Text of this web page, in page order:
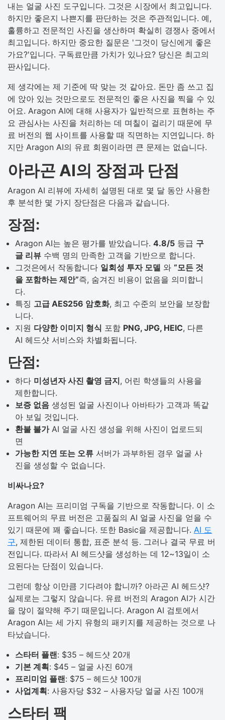
내는 얼굴 사진 도구입니다. 그것은 시장에서 최고입니다.
하지만 좋은지 나쁜지를 판단하는 것은 주관적입니다. 예,
훌륭하고 전문적인 사진을 생산하며 확실히 경쟁사 중에서
최고입니다. 하지만 중요한 질문은 '그것이 당신에게 좋은
가요?'입니다. 구독료만큼 가치가 있나요? 당신은 최고의
판사입니다.
제 생각에는 제 기준에 딱 맞는 것 같아요. 돈만 좀 쓰고 집
에 앉아 있는 것만으로도 전문적인 좋은 사진을 찍을 수 있
어요. Aragon AI에 대해 사용자가 일반적으로 표현하는 주
요 관심사는 사진을 처리하는 데 며칠이 걸리기 때문에 무
료 버전의 웹 사이트를 사용할 때 직면하는 지연입니다. 하
지만 Aragon AI의 유료 회원이라면 큰 문제는 없습니다.
아라곤 AI의 장점과 단점
Aragon AI 리뷰에 자세히 설명된 대로 몇 달 동안 사용한
후 분석한 몇 가지 장단점은 다음과 같습니다.
장점:
Aragon AI는 높은 평가를 받았습니다. 4.8/5 등급 구
글 리뷰 수백 명의 만족한 고객을 기반으로 합니다.
그것은에서 작동합니다 일회성 투자 모델 와 “모든 것
을 포함하는 제안”즉, 숨겨진 비용이 없음을 의미합니
다.
특징 고급 AES256 암호화, 최고 수준의 보안을 보장합
니다.
지원 다양한 이미지 형식 포함 PNG, JPG, HEIC, 다른
AI 헤드샷 서비스와 차별화됩니다.
단점:
하다 미성년자 사진 촬영 금지, 어린 학생들의 사용을
제한합니다.
보증 없음 생성된 얼굴 사진이나 아바타가 고객과 똑같
아 보일 것입니다.
환불 불가AI 얼굴 사진 생성을 위해 사진이 업로드되
면
가능한 지연 또는 오류 서버가 과부하된 경우 얼굴 사
진을 생성할 수 없습니다.
비싸나요?
Aragon AI는 프리미엄 구독을 기반으로 작동합니다. 이 소
프트웨어의 무료 버전은 고품질의 AI 얼굴 사진을 얻을 수
있기 때문에 꽤 좋습니다. 또한 Basic을 제공합니다. AI 도
구, 제한된 데이터 통합, 표준 분석 등. 그러나 결국 무료 버
전입니다. 따라서 AI 헤드샷을 생성하는 데 12~13일이 소
요된다는 단점이 있습니다.
그런데 항상 이만큼 기다려야 합니까? 아라곤 AI 헤드샷?
실제로는 그렇지 않습니다. 유료 버전의 Aragon AI가 시간
을 많이 절약해 주기 때문입니다. Aragon AI 검토에서
Aragon AI는 세 가지 유형의 패키지를 제공하는 것으로 나
타났습니다.
스타터 플랜: $35 – 헤드샷 20개
기본 계획: $45 – 얼굴 사진 60개
프리미엄 플랜: $75 – 헤드샷 100개
사업계획: 사용자당 $32 – 사용자당 얼굴 사진 100개
스타터 팩